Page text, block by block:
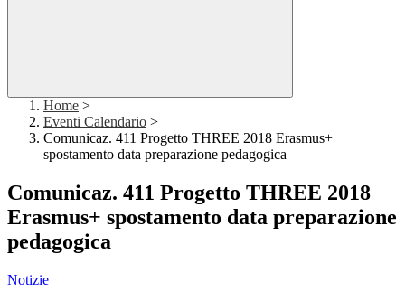
Home >
Eventi Calendario >
Comunicaz. 411 Progetto THREE 2018 Erasmus+
spostamento data preparazione pedagogica
Comunicaz. 411 Progetto THREE 2018
Erasmus+ spostamento data preparazione
pedagogica
Notizie